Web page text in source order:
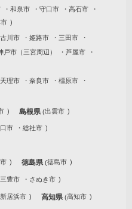
和泉市 守口市
高石市
川市 姫路市
三田市
戸市（三宮周辺）
芦屋市
天理市 奈良市
橿原市
島根県 出雲市
市 総社市
徳島県 徳島市
三豊市 さぬき市
新居浜市 高知県 高知市